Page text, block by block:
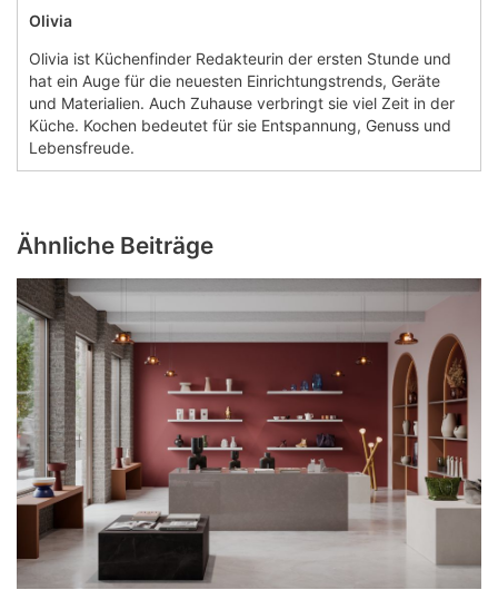
Olivia
Olivia ist Küchenfinder Redakteurin der ersten Stunde und
hat ein Auge für die neuesten Einrichtungstrends, Geräte
und Materialien. Auch Zuhause verbringt sie viel Zeit in der
Küche. Kochen bedeutet für sie Entspannung, Genuss und
Lebensfreude.
Ähnliche Beiträge